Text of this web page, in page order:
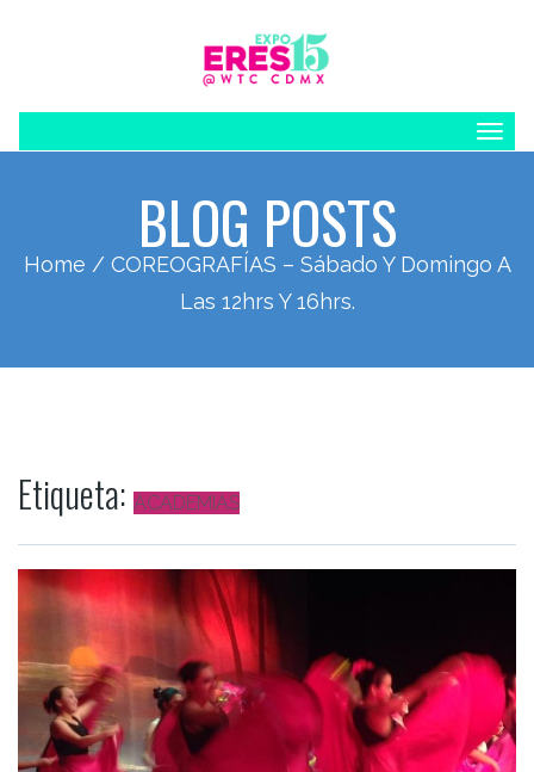
BLOG POSTS
Home / COREOGRAFÍAS – Sábado Y Domingo A
Las 12hrs Y 16hrs.
Etiqueta: ACADEMIAS